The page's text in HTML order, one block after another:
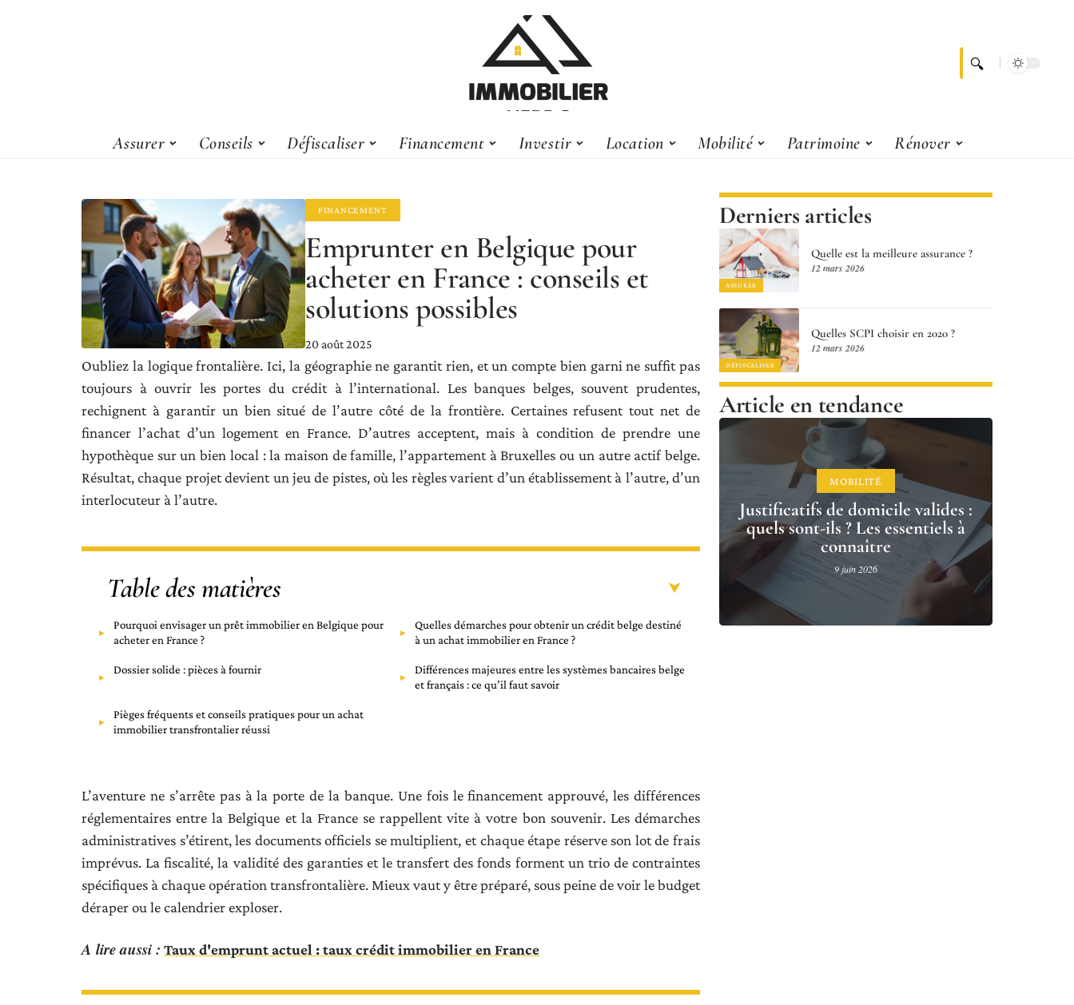
Assurer Conseils Défiscaliser Financement Investir Location Mobilité Patrimoine Rénover
FINANCEMENT
Emprunter en Belgique pour
acheter en France : conseils et
solutions possibles
20 août 2025
Oubliez la logique frontalière. Ici, la géographie ne garantit rien, et un compte bien garni ne suffit pas
toujours à ouvrir les portes du crédit à l’international. Les banques belges, souvent prudentes,
rechignent à garantir un bien situé de l’autre côté de la frontière. Certaines refusent tout net de
financer l’achat d’un logement en France. D’autres acceptent, mais à condition de prendre une
hypothèque sur un bien local : la maison de famille, l’appartement à Bruxelles ou un autre actif belge.
Résultat, chaque projet devient un jeu de pistes, où les règles varient d’un établissement à l’autre, d’un
interlocuteur à l’autre.
Table des matières
Pourquoi envisager un prêt immobilier en Belgique pour
acheter en France ?
Quelles démarches pour obtenir un crédit belge destiné
à un achat immobilier en France ?
Dossier solide : pièces à fournir
Différences majeures entre les systèmes bancaires belge
et français : ce qu’il faut savoir
Pièges fréquents et conseils pratiques pour un achat
immobilier transfrontalier réussi
L’aventure ne s’arrête pas à la porte de la banque. Une fois le financement approuvé, les différences
réglementaires entre la Belgique et la France se rappellent vite à votre bon souvenir. Les démarches
administratives s’étirent, les documents officiels se multiplient, et chaque étape réserve son lot de frais
imprévus. La fiscalité, la validité des garanties et le transfert des fonds forment un trio de contraintes
spécifiques à chaque opération transfrontalière. Mieux vaut y être préparé, sous peine de voir le budget
déraper ou le calendrier exploser.
A lire aussi : Taux d'emprunt actuel : taux crédit immobilier en France
Derniers articles
ASSURER
Quelle est la meilleure assurance ?
12 mars 2026
DÉFISCALISER
Quelles SCPI choisir en 2020 ?
12 mars 2026
Article en tendance
MOBILITÉ
Justificatifs de domicile valides :
quels sont-ils ? Les essentiels à
connaître
9 juin 2026